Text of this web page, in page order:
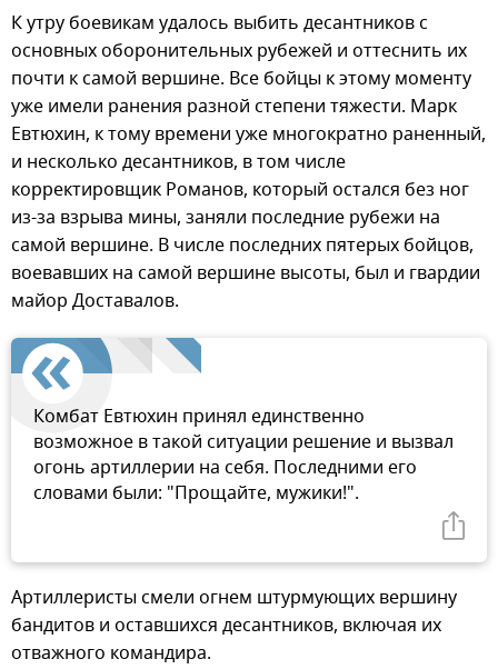
К утру боевикам удалось выбить десантников с
основных оборонительных рубежей и оттеснить их
почти к самой вершине. Все бойцы к этому моменту
уже имели ранения разной степени тяжести. Марк
Евтюхин, к тому времени уже многократно раненный,
и несколько десантников, в том числе
корректировщик Романов, который остался без ног
из-за взрыва мины, заняли последние рубежи на
самой вершине. В числе последних пятерых бойцов,
воевавших на самой вершине высоты, был и гвардии
майор Доставалов.
Комбат Евтюхин принял единственно
возможное в такой ситуации решение и вызвал
огонь артиллерии на себя. Последними его
словами были: "Прощайте, мужики!".
Артиллеристы смели огнем штурмующих вершину
бандитов и оставшихся десантников, включая их
отважного командира.